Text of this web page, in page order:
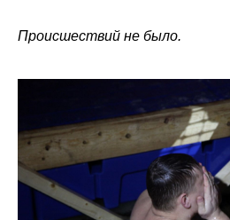
Происшествий не было.